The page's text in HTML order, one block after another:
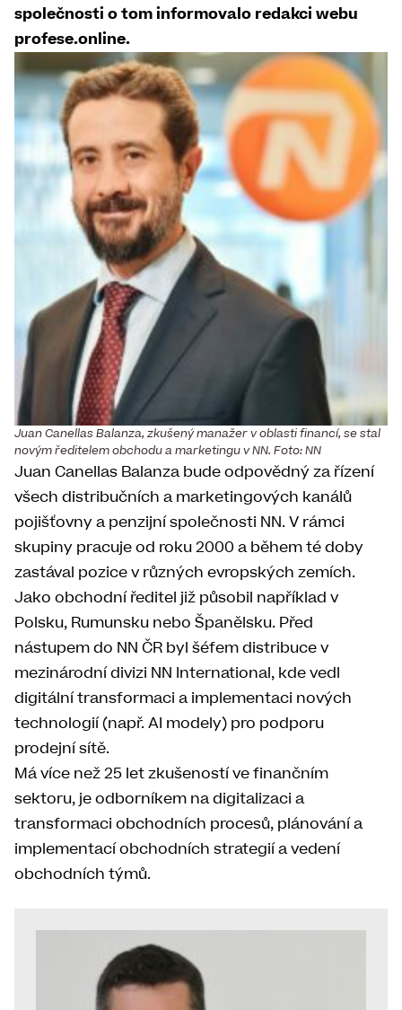
společnosti o tom informovalo redakci webu
profese.online.
Juan Canellas Balanza, zkušený manažer v oblasti financí, se stal
novým ředitelem obchodu a marketingu v NN. Foto: NN
Juan Canellas Balanza bude odpovědný za řízení
všech distribučních a marketingových kanálů
pojišťovny a penzijní společnosti NN. V rámci
skupiny pracuje od roku 2000 a během té doby
zastával pozice v různých evropských zemích.
Jako obchodní ředitel již působil například v
Polsku, Rumunsku nebo Španělsku. Před
nástupem do NN ČR byl šéfem distribuce v
mezinárodní divizi NN International, kde vedl
digitální transformaci a implementaci nových
technologií (např. AI modely) pro podporu
prodejní sítě.
Má více než 25 let zkušeností ve finančním
sektoru, je odborníkem na digitalizaci a
transformaci obchodních procesů, plánování a
implementací obchodních strategií a vedení
obchodních týmů.